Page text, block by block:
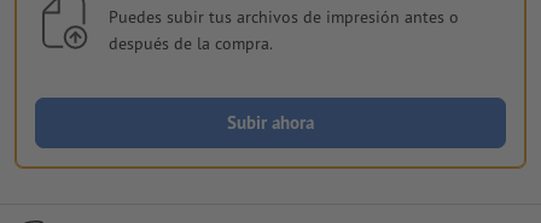
Puedes subir tus archivos de impresión antes o
después de la compra.
Subir ahora